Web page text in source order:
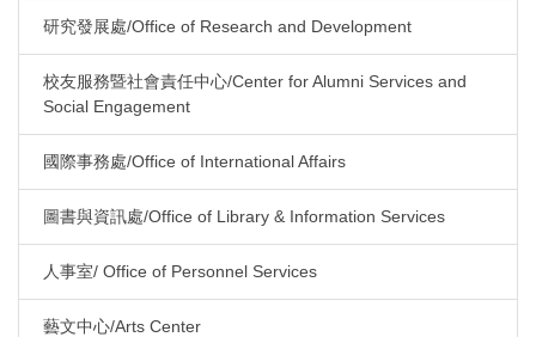
研究發展處/Office of Research and Development
校友服務暨社會責任中心/Center for Alumni Services and
Social Engagement
國際事務處/Office of International Affairs
圖書與資訊處/Office of Library & Information Services
人事室/ Office of Personnel Services
藝文中心/Arts Center